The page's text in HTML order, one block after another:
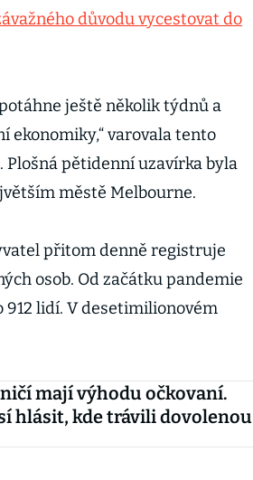
důvodu vycestovat do
ještě několik týdnů a
ekonomiky,“ varovala tento
pětidenní uzavírka byla
městě Melbourne.
přitom denně registruje
osob. Od začátku pandemie
lidí. V desetimilionovém
mají výhodu očkovaní.
hlásit, kde trávili dovolenou